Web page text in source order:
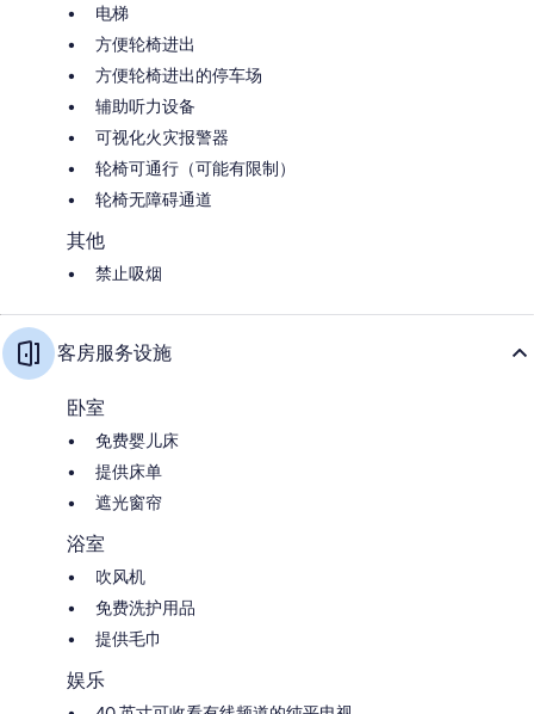
电梯
方便轮椅进出
方便轮椅进出的停车场
辅助听力设备
可视化火灾报警器
轮椅可通行（可能有限制）
轮椅无障碍通道
其他
禁止吸烟
客房服务设施
卧室
免费婴儿床
提供床单
遮光窗帘
浴室
吹风机
免费洗护用品
提供毛巾
娱乐